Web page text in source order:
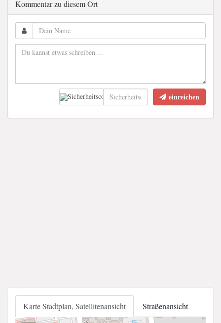
Kommentar zu diesem Ort
einreichen
Karte Stadtplan, Satellitenansicht Straßenansicht